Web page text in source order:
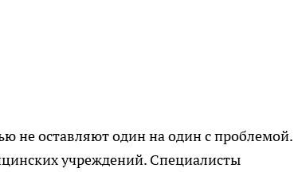
не оставляют один на один с проблемой.
учреждений. Специалисты